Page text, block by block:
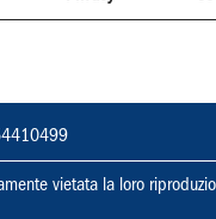
vietata la loro